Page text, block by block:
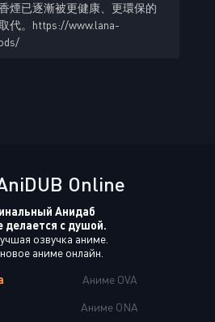
煙已逐漸被更健康、更環保的
代。https://www.lana-
Online
Анидаб
делается с душой.
озвучка аниме.
аниме онлайн.
Аниме OVA
Аниме ONA